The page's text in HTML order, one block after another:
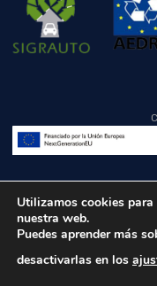
Utilizamos cookies
nuestra web.
Puedes aprender más
desactivarlas en los